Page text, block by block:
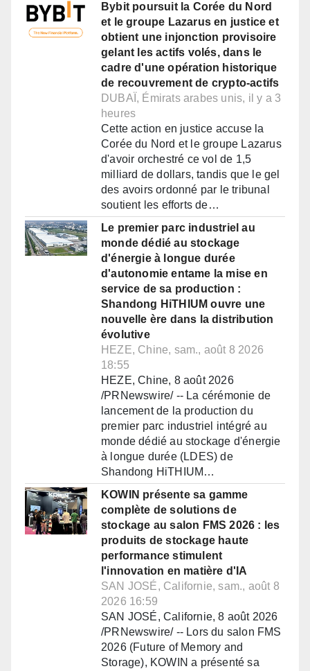
Bybit poursuit la Corée du Nord
et le groupe Lazarus en justice et
obtient une injonction provisoire
gelant les actifs volés, dans le
cadre d'une opération historique
de recouvrement de crypto-actifs
DUBAÏ, Émirats arabes unis, il y a 3
heures
Cette action en justice accuse la
Corée du Nord et le groupe Lazarus
d'avoir orchestré ce vol de 1,5
milliard de dollars, tandis que le gel
des avoirs ordonné par le tribunal
soutient les efforts de…
Le premier parc industriel au
monde dédié au stockage
d'énergie à longue durée
d'autonomie entame la mise en
service de sa production :
Shandong HiTHIUM ouvre une
nouvelle ère dans la distribution
évolutive
HEZE, Chine, sam., août 8 2026
18:55
HEZE, Chine, 8 août 2026
/PRNewswire/ -- La cérémonie de
lancement de la production du
premier parc industriel intégré au
monde dédié au stockage d'énergie
à longue durée (LDES) de
Shandong HiTHIUM…
KOWIN présente sa gamme
complète de solutions de
stockage au salon FMS 2026 : les
produits de stockage haute
performance stimulent
l'innovation en matière d'IA
SAN JOSÉ, Californie, sam., août 8
2026 16:59
SAN JOSÉ, Californie, 8 août 2026
/PRNewswire/ -- Lors du salon FMS
2026 (Future of Memory and
Storage), KOWIN a présenté sa